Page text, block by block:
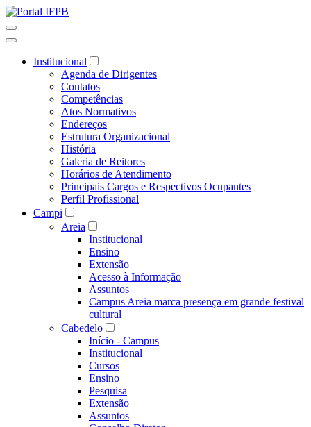
Institucional
Agenda de Dirigentes
Contatos
Competências
Atos Normativos
Endereços
Estrutura Organizacional
História
Galeria de Reitores
Horários de Atendimento
Principais Cargos e Respectivos Ocupantes
Perfil Profissional
Campi
Areia
Institucional
Ensino
Extensão
Acesso à Informação
Assuntos
Campus Areia marca presença em grande festival
cultural
Cabedelo
Início - Campus
Institucional
Cursos
Ensino
Pesquisa
Extensão
Assuntos